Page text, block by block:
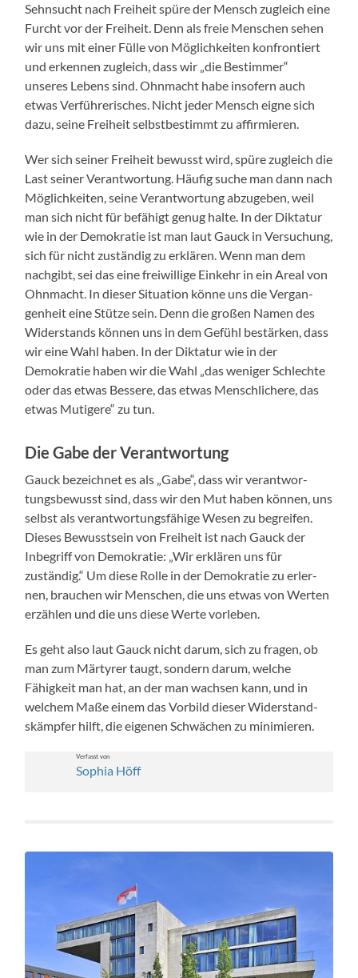
Sehn­sucht nach Frei­heit spüre der Men­sch zugle­ich eine
Furcht vor der Frei­heit. Denn als freie Men­schen sehen
wir uns mit ein­er Fülle von Möglichkeit­en kon­fron­tiert
und erken­nen zugle­ich, dass wir „die Bes­tim­mer“
unseres Lebens sind. Ohn­macht habe insofern auch
etwas Ver­führerisches. Nicht jed­er Men­sch eigne sich
dazu, seine Frei­heit selb­st­bes­timmt zu affir­mieren.
Wer sich sein­er Frei­heit bewusst wird, spüre zugle­ich die
Last sein­er Ver­ant­wor­tung. Häu­fig suche man dann nach
Möglichkeit­en, seine Ver­ant­wor­tung abzugeben, weil
man sich nicht für befähigt genug halte. In der Dik­tatur
wie in der Demokratie ist man laut Gauck in Ver­suchung,
sich für nicht zuständig zu erk­lären. Wenn man dem
nachgibt, sei das eine frei­willige Einkehr in ein Are­al von
Ohn­macht. In dieser Sit­u­a­tion könne uns die Ver­gan­
gen­heit eine Stütze sein. Denn die großen Namen des
Wider­stands kön­nen uns in dem Gefühl bestärken, dass
wir eine Wahl haben. In der Dik­tatur wie in der
Demokratie haben wir die Wahl „das weniger Schlechte
oder das etwas Bessere, das etwas Men­schlichere, das
etwas Mutigere“ zu tun.
Die Gabe der Verantwortung
Gauck beze­ich­net es als „Gabe“, dass wir ver­ant­wor­
tungs­be­wusst sind, dass wir den Mut haben kön­nen, uns
selb­st als ver­ant­wor­tungs­fähige Wesen zu begreifen.
Dieses Bewusst­sein von Frei­heit ist nach Gauck der
Inbe­griff von Demokratie: „Wir erk­lären uns für
zuständig.“ Um diese Rolle in der Demokratie zu erler­
nen, brauchen wir Men­schen, die uns etwas von Werten
erzählen und die uns diese Werte vor­leben.
Es geht also laut Gauck nicht darum, sich zu fra­gen, ob
man zum Mär­tyr­er taugt, son­dern darum, welche
Fähigkeit man hat, an der man wach­sen kann, und in
welchem Maße einem das Vor­bild dieser Wider­stand­
skämpfer hil­ft, die eige­nen Schwächen zu min­imieren.
Ver­fasst von
Sophia Höff